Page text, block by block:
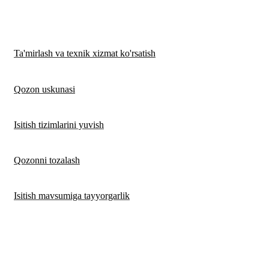
Ta'mirlash va texnik xizmat ko'rsatish
Qozon uskunasi
Isitish tizimlarini yuvish
Qozonni tozalash
Isitish mavsumiga tayyorgarlik